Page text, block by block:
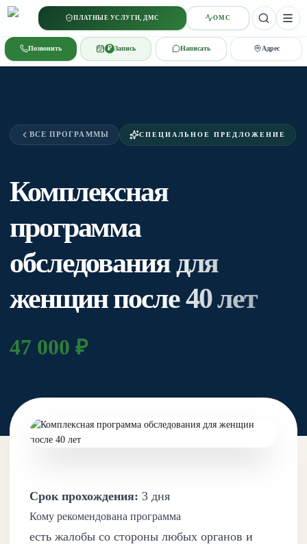
StGeorg
ПЛАТНЫЕ УСЛУГИ, ДМС ОМС
Позвонить ₽ Запись Написать Адрес
ВСЕ ПРОГРАММЫ СПЕЦИАЛЬНОЕ ПРЕДЛОЖЕНИЕ
Комплексная
программа
обследования для
женщин после 40 лет
47 000 ₽
Срок прохождения: 3 дня
Кому рекомендована программа
есть жалобы со стороны любых органов и